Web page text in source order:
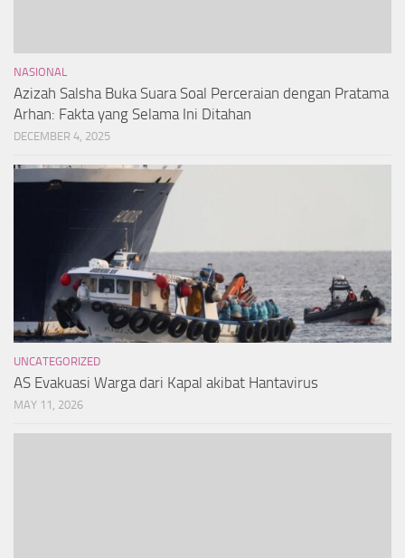
NASIONAL
Azizah Salsha Buka Suara Soal Perceraian dengan Pratama
Arhan: Fakta yang Selama Ini Ditahan
DECEMBER 4, 2025
UNCATEGORIZED
AS Evakuasi Warga dari Kapal akibat Hantavirus
MAY 11, 2026